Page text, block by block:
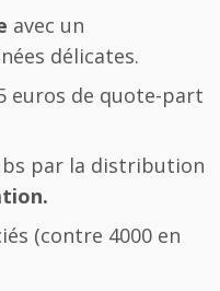
avec un
délicates.
euros de quote-part
par la distribution
(contre 4000 en